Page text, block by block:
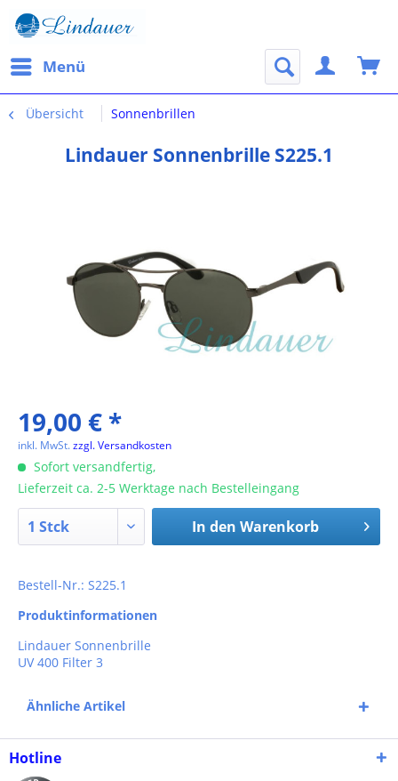
Menü
Übersicht Sonnenbrillen
Lindauer Sonnenbrille S225.1
19,00 € *
inkl. MwSt.zzgl. Versandkosten
Sofort versandfertig,
Lieferzeit ca. 2-5 Werktage nach Bestelleingang
In den Warenkorb
Bestell-Nr.: S225.1
Produktinformationen
Lindauer Sonnenbrille
UV 400 Filter 3
Ähnliche Artikel
Hotline